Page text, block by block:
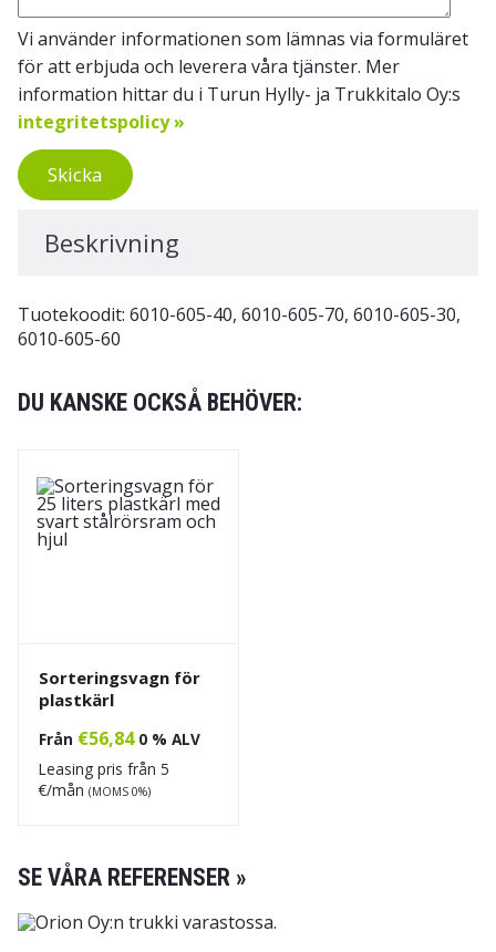
Vi använder informationen som lämnas via formuläret
för att erbjuda och leverera våra tjänster. Mer
information hittar du i Turun Hylly- ja Trukkitalo Oy:s
integritetspolicy »
Skicka
Beskrivning
Tuotekoodit: 6010-605-40, 6010-605-70, 6010-605-30,
6010-605-60
DU KANSKE OCKSÅ BEHÖVER:
Sorteringsvagn för
plastkärl
Från €56,84 0 % ALV
Leasing pris från 5
€/mån (MOMS 0%)
SE VÅRA REFERENSER »